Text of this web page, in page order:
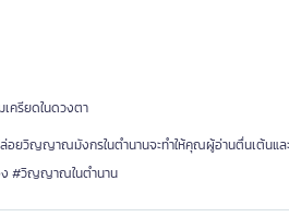
ครียดในดวงตา
อยวิญญาณมังกรในตำนานจะทำให้คุณผู้อ่านตื่นเต้นแล
#วิญญาณในตำนาน